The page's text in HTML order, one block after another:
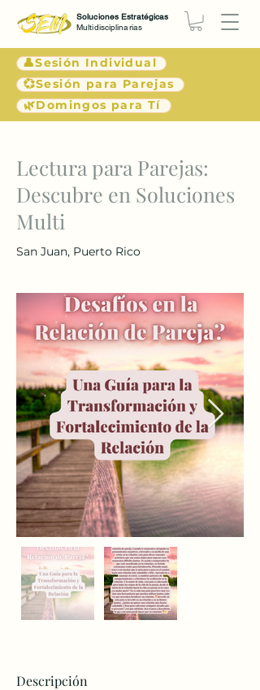
👤Sesión Individual
💞Sesión para Parejas
🌿Domingos para Tí
Soluciones Estratégicas
Multidisciplinarias
< Atrás
Lectura para Parejas:
Descubre en Soluciones
Multi
San Juan, Puerto Rico
Descripción